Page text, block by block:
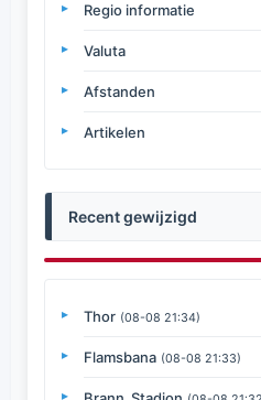
Regio informatie
Valuta
Afstanden
Artikelen
Recent gewijzigd
Thor (08-08 21:34)
Flamsbana (08-08 21:33)